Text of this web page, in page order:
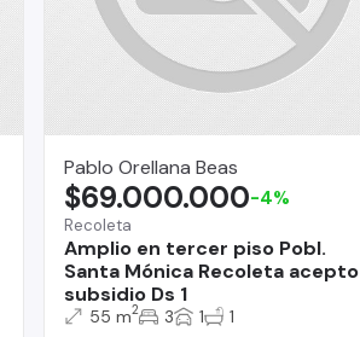
Pablo Orellana Beas
Recoleta
Amplio en tercer piso Pobl.
Santa Mónica Recoleta acepto
subsidio Ds 1
$69.000.000-4%
55 m2 3 1 1